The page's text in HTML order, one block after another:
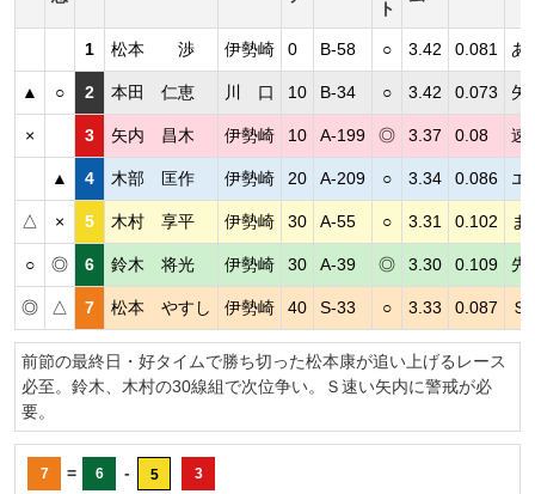
ト
1 松本 渉 伊勢崎 0 B-58 ○ 3.42 0.081 あ
▲ ○ 2 本田 仁恵 川 口 10 B-34 ○ 3.42 0.073 矢
× 3 矢内 昌木 伊勢崎 10 A-199 ◎ 3.37 0.08 速
▲ 4 木部 匡作 伊勢崎 20 A-209 ○ 3.34 0.086 エ
△ × 5 木村 享平 伊勢崎 30 A-55 ○ 3.31 0.102 ま
○ ◎ 6 鈴木 将光 伊勢崎 30 A-39 ◎ 3.30 0.109 先
◎ △ 7 松本 やすし 伊勢崎 40 S-33 ○ 3.33 0.087 Ｓ
前節の最終日・好タイムで勝ち切った松本康が追い上げるレース
必至。鈴木、木村の30線組で次位争い。Ｓ速い矢内に警戒が必
要。
7 = 6 - 5 3